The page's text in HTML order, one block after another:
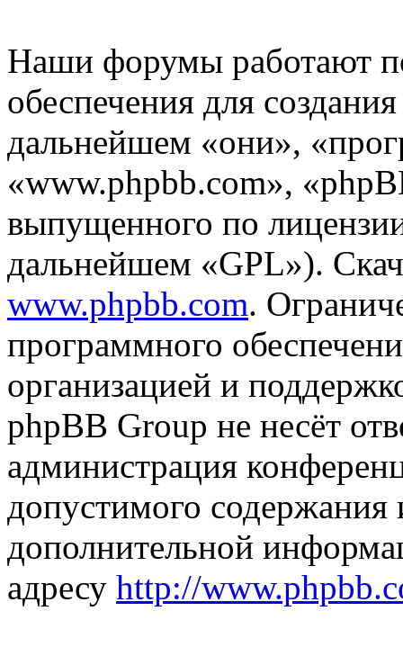
Наши форумы работают
обеспечения для
дальнейшем «они»,
«www.phpbb.com»,
выпущенного по
дальнейшем «GPL»).
www.phpbb.com.
программного
организацией и
phpBB Group не несёт
администрация
допустимого
дополнительной
адресу http://